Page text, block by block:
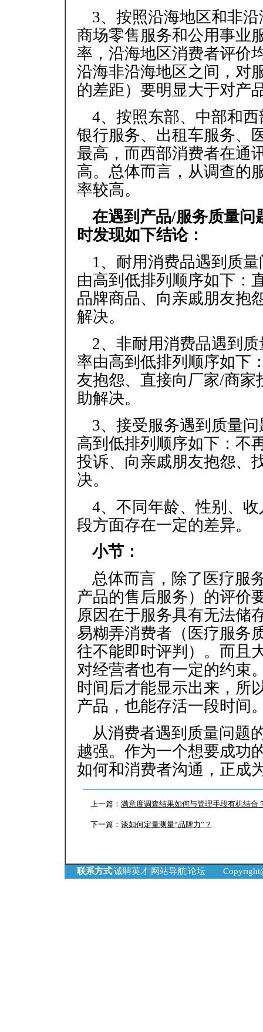
3、按照沿海地区和非
商场零售服务和公用事业
率，沿海地区消费者评价
沿海非沿海地区之间，对
的差距）要明显大于对产
4、按照东部、中部和
银行服务、出租车服务、
最高，而西部消费者在通
高。总体而言，从调查的
率较高。
在遇到产品/服务质量问
时发现如下结论：
1、耐用消费品遇到质
由高到低排列顺序如下：
品牌商品、向亲戚朋友抱
解决。
2、非耐用消费品遇到
率由高到低排列顺序如下
友抱怨、直接向厂家/商
助解决。
3、接受服务遇到质量
高到低排列顺序如下：不
投诉、向亲戚朋友抱怨、
决。
4、不同年龄、性别、
段方面存在一定的差异。
小节：
总体而言，除了医疗服
产品的售后服务）的评价
原因在于服务具有无法储
易糊弄消费者（医疗服务
往不能即时评判）。而且
对经营者也有一定的约束
时间后才能显示出来，所
产品，也能存活一段时间
从消费者遇到质量问题
越强。作为一个想要成功
如何和消费者沟通，正成
上一篇：满意度调查结果如何与管理手段有机结合
下一篇：谈如何定量测量“品牌力”？
联系方式|诚聘英才|网站导航|论坛